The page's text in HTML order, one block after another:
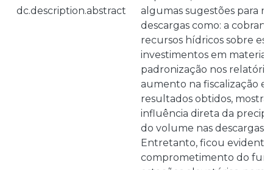
dc.description.abstract
algumas sugestões para
descargas como: a
recursos hídricos sobre
investimentos em
padronização nos
aumento na fiscalização e
resultados obtidos,
influência direta da
do volume nas descargas
Entretanto, ficou evidente
comprometimento do